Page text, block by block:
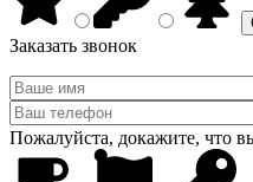
Заказать звонок
Пожалуйста, докажите, что